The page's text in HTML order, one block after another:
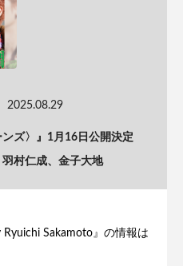
2025.08.29
ンズ〉』1月16日公開決定
村仁成、金子大地
Sakamoto』の情報は